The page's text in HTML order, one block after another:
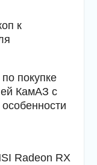
к
покупке
КамАЗ с
Radeon RX